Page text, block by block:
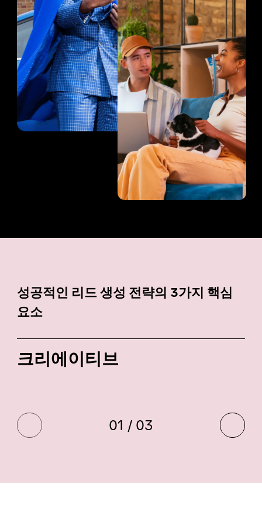
성공적인 리드 생성 전략의 3가지 핵심
요소
크리에이티브
01 / 03